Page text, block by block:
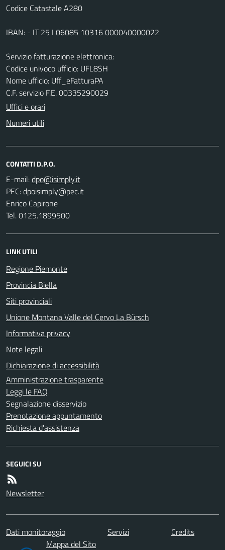
Codice Catastale A280
IBAN: - IT 25 I 06085 10316 000040000022
Servizio fatturazione elettronica:
Codice univoco ufficio: UFL8SH
Nome ufficio: Uff_eFatturaPA
C.F. servizio F.E. 00335290029
Uffici e orari
Numeri utili
CONTATTI D.P.O.
E-mail:
PEC:
Enrico Capirone
Tel. 0125.1899500
LINK UTILI
Regione Piemonte
Provincia Biella
Siti provinciali
Unione Montana Valle del Cervo La Bürsch
Informativa privacy
Note legali
Dichiarazione di accessibilità
Amministrazione trasparente
Leggi le FAQ
Segnalazione disservizio
Prenotazione appuntamento
Richiesta d'assistenza
SEGUICI SU
Newsletter
Dati monitoraggio Servizi
Credits
Mappa del Sito